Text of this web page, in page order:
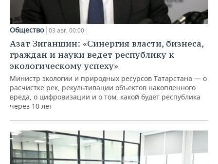
Общество 03 авг, 00:00
Азат Зиганшин: «Синергия власти, бизнеса,
граждан и науки ведет республику к
экологическому успеху»
Министр экологии и природных ресурсов Татарстана — о
расчистке рек, рекультивации объектов накопленного
вреда, о цифровизации и о том, какой будет республика
через 10 лет